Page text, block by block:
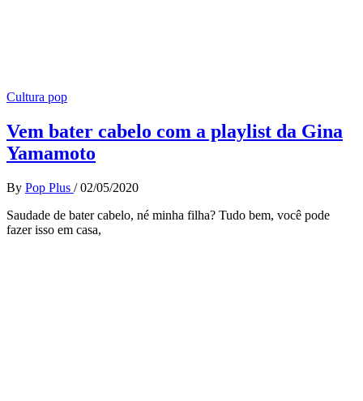
Cultura pop
Vem bater cabelo com a playlist da Gina
Yamamoto
By Pop Plus / 02/05/2020
Saudade de bater cabelo, né minha filha? Tudo bem, você pode
fazer isso em casa,